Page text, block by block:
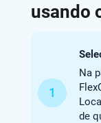
usando
1
Na
de